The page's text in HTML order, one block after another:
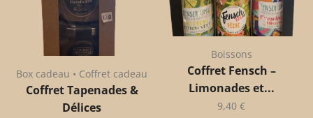
Box cadeau • Coffret cadeau
Coffret Tapenades &
Délices
Boissons
Coffret Fensch –
Limonades et...
9,40 €